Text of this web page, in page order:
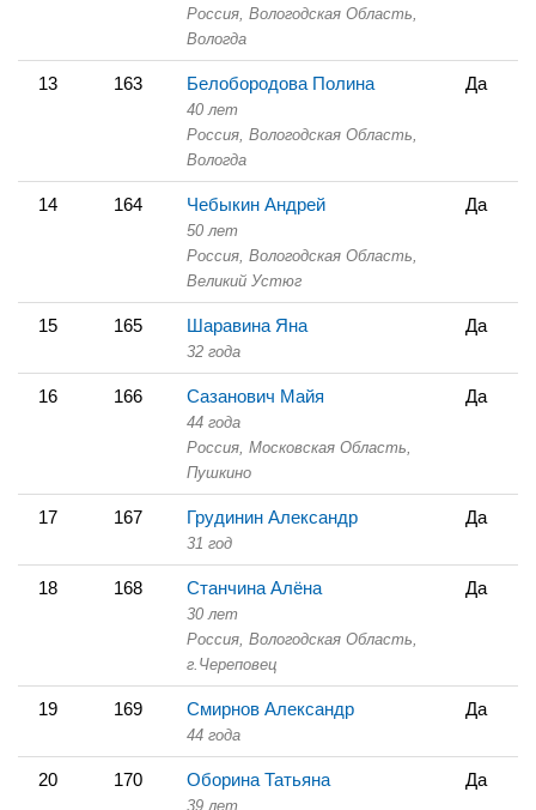
Россия, Вологодская Область,
Вологда
13 163 Белобородова Полина
40 лет
Россия, Вологодская Область,
Вологда
Да
14 164 Чебыкин Андрей
50 лет
Россия, Вологодская Область,
Великий Устюг
Да
15 165 Шаравина Яна
32 года
Да
16 166 Сазанович Майя
44 года
Россия, Московская Область,
Пушкино
Да
17 167 Грудинин Александр
31 год
Да
18 168 Станчина Алёна
30 лет
Россия, Вологодская Область,
г.Череповец
Да
19 169 Смирнов Александр
44 года
Да
20 170 Оборина Татьяна
39 лет
Да